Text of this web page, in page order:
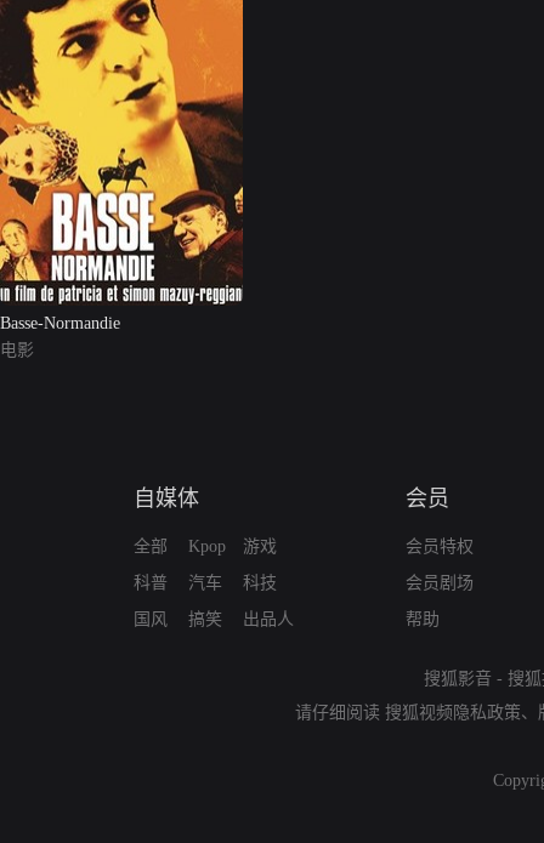
Basse-Normandie
电影
自媒体
全部
科普
国风
Kpop
汽车
搞笑
游戏
科技
出品人
会员
会员特权
会员剧场
帮助
搜狐影音 - 搜
请仔细阅读 搜狐视频隐私政策、